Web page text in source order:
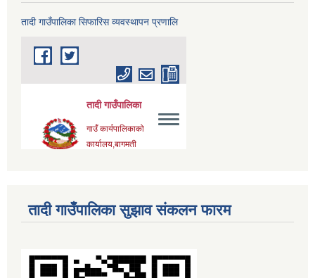
तादी गाउँपालिका सिफारिस व्यवस्थापन प्रणालि
तादी गाउँपालिका सुझाव संकलन फारम